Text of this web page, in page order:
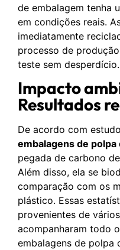
de embalagem tenha
em condições reais.
imediatamente
processo de
teste sem desperdício.
Impacto
Resultados
De acordo com
embalagens de polpa
pegada de carbono
Além disso, ela se
comparação com os
plástico. Essas
provenientes de
acompanharam todo
embalagens de polpa